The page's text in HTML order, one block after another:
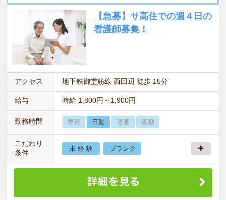
【急募】サ高住での週４日の
看護師募集！
アクセス 地下鉄御堂筋線 西田辺 徒歩 15分
給与 時給 1,800円～1,900円
勤務時間 早番 日勤 遅番 夜勤
こだわり
条件
未 経 験 ブランク